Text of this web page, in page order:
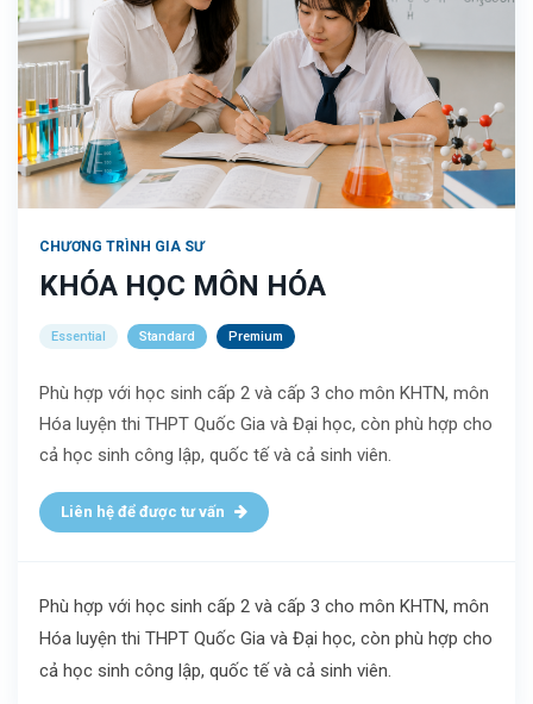
CHƯƠNG TRÌNH GIA SƯ
KHÓA HỌC MÔN HÓA
Essential Standard Premium
Phù hợp với học sinh cấp 2 và cấp 3 cho môn KHTN, môn
Hóa luyện thi THPT Quốc Gia và Đại học, còn phù hợp cho
cả học sinh công lập, quốc tế và cả sinh viên.
Liên hệ để được tư vấn
Phù hợp với học sinh cấp 2 và cấp 3 cho môn KHTN, môn
Hóa luyện thi THPT Quốc Gia và Đại học, còn phù hợp cho
cả học sinh công lập, quốc tế và cả sinh viên.